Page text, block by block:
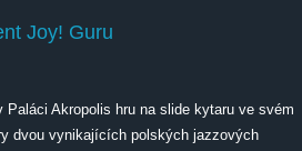
Joy! Guru
Akropolis hru na slide kytaru ve svém
dvou vynikajících polských jazzových